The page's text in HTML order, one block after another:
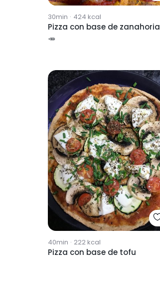
30min · 424 kcal
Pizza con base de zanahoria
🥕
40min · 222kcal
Pizza con base de tofu